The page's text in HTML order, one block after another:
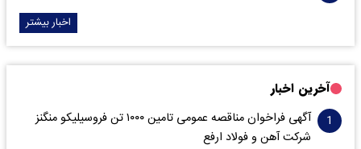
اخبار بیشتر
آخرین اخبار
آگهی فراخوان مناقصه عمومی تامین ۱۰۰۰ تن فروسیلیکو منگنز
شرکت آهن و فولاد ارفع